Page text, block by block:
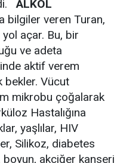
ALKOL
bilgiler veren Turan,
açar. Bu, bir
ve adeta
aktif verem
bekler. Vücut
mikrobu çoğalarak
Hastalığına
yaşlılar, HIV
Silikoz, diabetes
akciğer kanseri